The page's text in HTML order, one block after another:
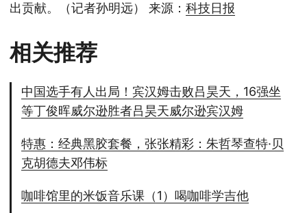
出贡献。（记者孙明远） 来源： 科技日报
相关推荐
中国选手有人出局！宾汉姆击败吕昊天，16强坐
等丁俊晖威尔逊胜者吕昊天威尔逊宾汉姆
特惠：经典黑胶套餐，张张精彩：朱哲琴查特·贝
克胡德夫邓伟标
咖啡馆里的米饭音乐课（1）喝咖啡学吉他